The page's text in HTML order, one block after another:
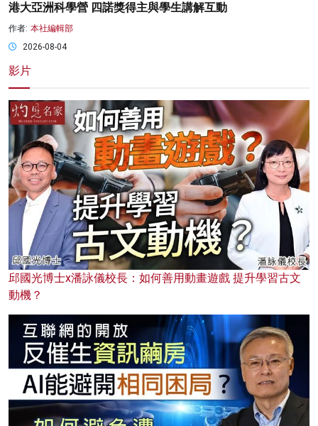
港大亞洲科學營 四諾獎得主與學生講解互動
作者: 本社編輯部
2026-08-04
影片
邱國光博士x潘詠儀校長：如何善用動畫遊戲 提升學習古文
動機？